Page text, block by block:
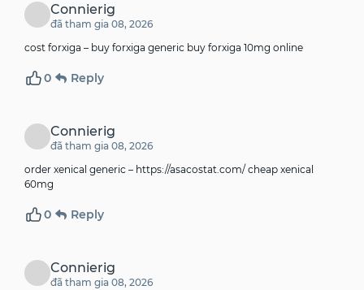
Connierig
đã tham gia 08, 2026
cost forxiga – buy forxiga generic buy forxiga 10mg online
0 Reply
Connierig
đã tham gia 08, 2026
order xenical generic – https://asacostat.com/ cheap xenical
60mg
0 Reply
Connierig
đã tham gia 08, 2026